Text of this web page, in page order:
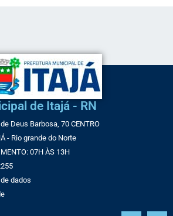
de Itajá - RN
Deus Barbosa, 70 CENTRO
- Rio grande do Norte
07H ÀS 13H
dados